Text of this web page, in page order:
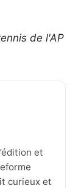
de l'AP
et
curieux et